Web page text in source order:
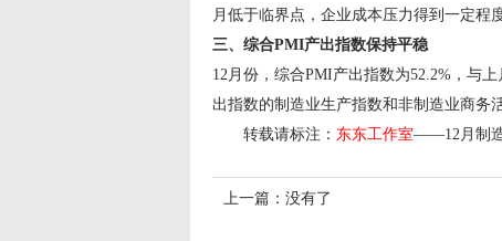
月低于临界点，企业成本压力得到一定程
三、综合PMI产出指数保持平稳
12月份，综合PMI产出指数为52.2%，与
出指数的制造业生产指数和非制造业商务
转载请标注： 东东工作室——12月制
上一篇：没有了